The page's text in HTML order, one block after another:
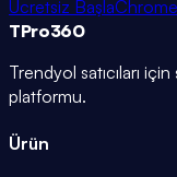
Ücretsiz Başla
TPro360
Trendyol satıcıları
platformu.
Ürün